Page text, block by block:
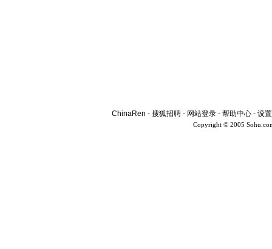
ChinaRen - 搜狐招聘 - 网站登录 - 帮助中心 - 设
Copyright © 2005